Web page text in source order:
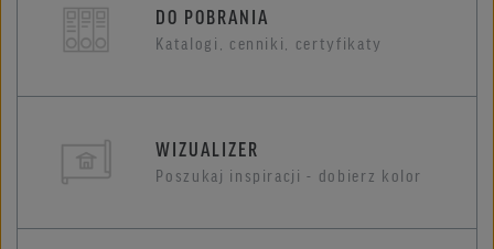
DO POBRANIA
Katalogi, cenniki, certyfikaty
WIZUALIZER
Poszukaj inspiracji - dobierz kolor